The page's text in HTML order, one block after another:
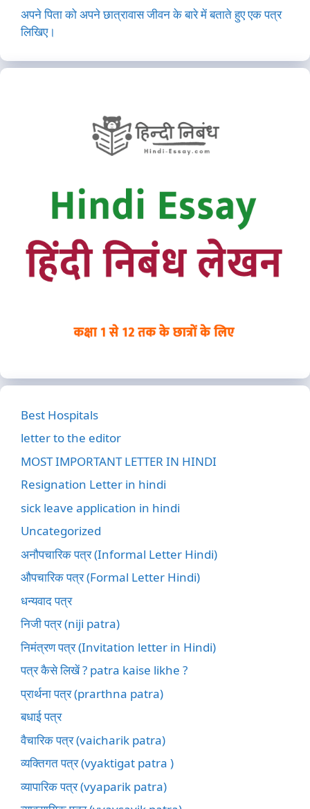
अपने पिता को अपने छात्रावास जीवन के बारे में बताते हुए एक पत्र
लिखिए।
Best Hospitals
letter to the editor
MOST IMPORTANT LETTER IN HINDI
Resignation Letter in hindi
sick leave application in hindi
Uncategorized
अनौपचारिक पत्र (Informal Letter Hindi)
औपचारिक पत्र (Formal Letter Hindi)
धन्यवाद पत्र
निजी पत्र (niji patra)
निमंत्रण पत्र (Invitation letter in Hindi)
पत्र कैसे लिखें ? patra kaise likhe ?
प्रार्थना पत्र (prarthna patra)
बधाई पत्र
वैचारिक पत्र (vaicharik patra)
व्यक्तिगत पत्र (vyaktigat patra )
व्यापारिक पत्र (vyaparik patra)